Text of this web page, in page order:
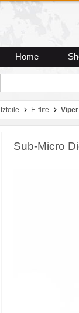
Home
E-flite
Sub-Micro